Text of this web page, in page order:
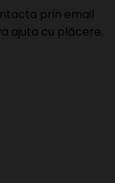
prin email
ajuta cu plăcere.